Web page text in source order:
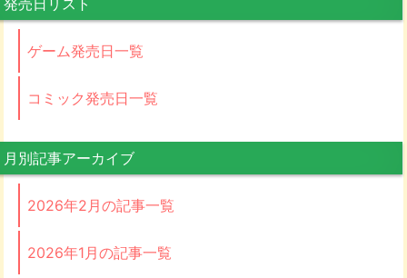
ゲーム発売日一覧
コミック発売日一覧
月別記事アーカイブ
2026年2月の記事一覧
2026年1月の記事一覧